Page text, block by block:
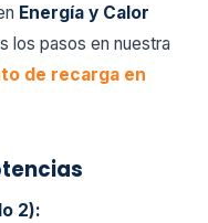
Energía y Calor
los pasos en nuestra
de recarga en
2):